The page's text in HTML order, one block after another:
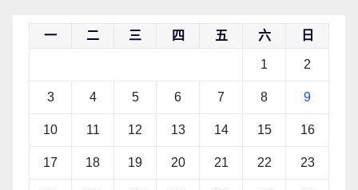
一 二 三 四 五 六 日
1 2
3 4 5 6 7 8 9
10 11 12 13 14 15 16
17 18 19 20 21 22 23